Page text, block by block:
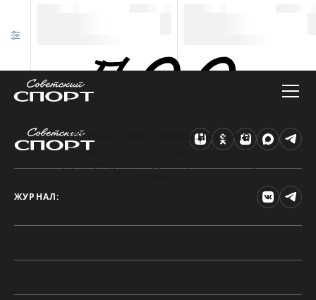
Техническая ошибка на сайте
Произошла ошибка. Чтобы найти нужную
ЖУРНАЛ: